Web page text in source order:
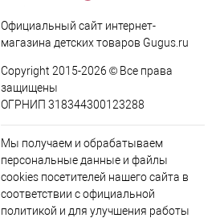
Официальный сайт интернет-
магазина детских товаров Gugus.ru
Copyright 2015-2026 © Все права
защищены
ОГРНИП 318344300123288
Мы получаем и обрабатываем
персональные данные и файлы
cookies посетителей нашего сайта в
соответствии с официальной
политикой и для улучшения работы